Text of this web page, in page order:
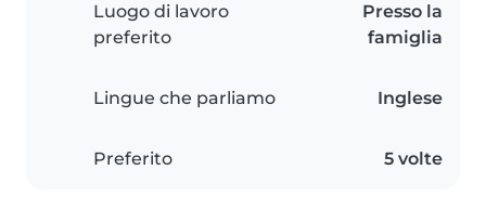
Luogo di lavoro
preferito
Presso la
famiglia
Lingue che parliamo Inglese
Preferito 5 volte